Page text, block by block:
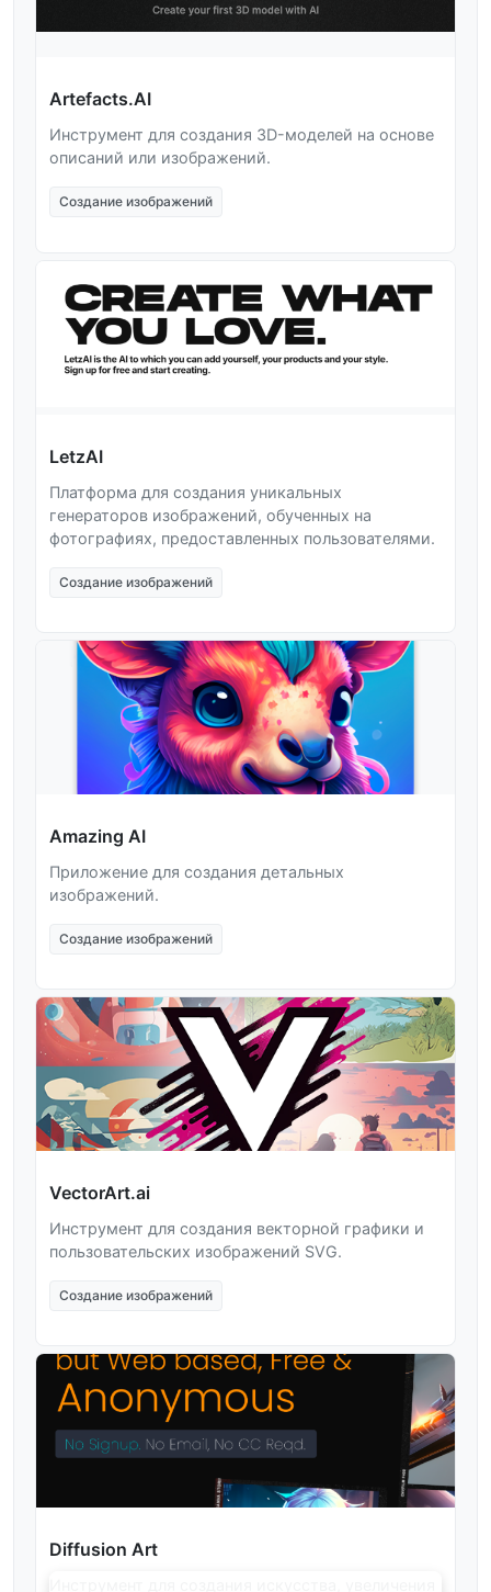
Artefacts.AI
Инструмент для создания 3D-моделей на основе
описаний или изображений.
Создание изображений
LetzAI
Платформа для создания уникальных
генераторов изображений, обученных на
фотографиях, предоставленных пользователями.
Создание изображений
Amazing AI
Приложение для создания детальных
изображений.
Создание изображений
VectorArt.ai
Инструмент для создания векторной графики и
пользовательских изображений SVG.
Создание изображений
Diffusion Art